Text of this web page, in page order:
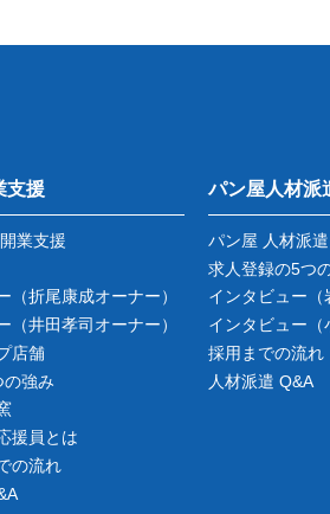
支援
業支援
（折尾康成オーナー）
（井田孝司オーナー）
店舗
の強み
援員とは
の流れ
パン屋人材派
パン屋 人材派遣
求人登録の5つ
インタビュー
インタビュー
採用までの流れ
人材派遣 Q&A